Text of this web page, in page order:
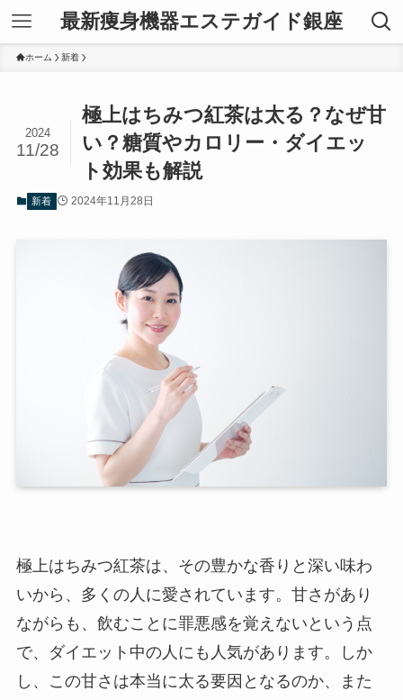
最新痩身機器エステガイド銀座
ホーム 新着
極上はちみつ紅茶は太る？なぜ甘
い？糖質やカロリー・ダイエッ
ト効果も解説
2024
11/28
新着 2024年11月28日
極上はちみつ紅茶は、その豊かな香りと深い味わ
いから、多くの人に愛されています。甘さがあり
ながらも、飲むことに罪悪感を覚えないという点
で、ダイエット中の人にも人気があります。しか
し、この甘さは本当に太る要因となるのか、また